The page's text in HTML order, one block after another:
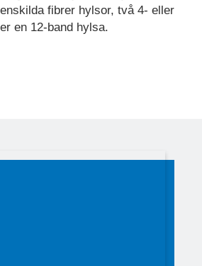
fibrer hylsor, två 4- eller
en 12-band hylsa.